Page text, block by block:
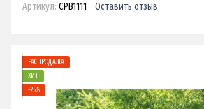
Артикул: CPB1111 Оставить отзыв
РАСПРОДАЖА
ХИТ
−25%